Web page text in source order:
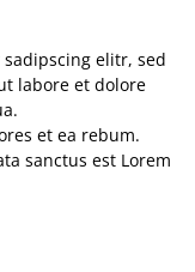
elitr, sed
labore et dolore
et ea rebum.
sanctus est Lorem